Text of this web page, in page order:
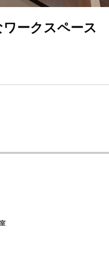
ークスペース